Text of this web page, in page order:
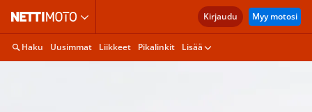
Kirjaudu Myy motosi
Haku Uusimmat Liikkeet Pikalinkit Lisää